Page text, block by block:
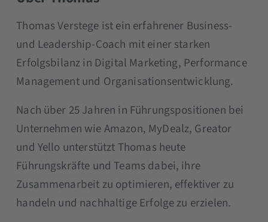
Thomas Verstege ist ein erfahrener Business-
und Leadership-Coach mit einer starken
Erfolgsbilanz in Digital Marketing, Performance
Management und Organisationsentwicklung.
Nach über 25 Jahren in Führungspositionen bei
Unternehmen wie Amazon, MyDealz, Greator
und Yello unterstützt Thomas heute
Führungskräfte und Teams dabei, ihre
Zusammenarbeit zu optimieren, effektiver zu
handeln und nachhaltige Erfolge zu erzielen.